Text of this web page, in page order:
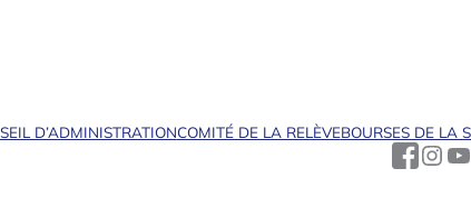
D’ADMINISTRATIONCOMITÉ DE LA RELÈVEBOURSES DE LA